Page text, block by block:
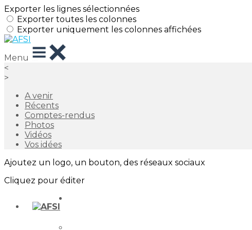
Exporter les lignes sélectionnées
Exporter toutes les colonnes
Exporter uniquement les colonnes affichées
Menu
<
>
A venir
Récents
Comptes-rendus
Photos
Vidéos
Vos idées
Ajoutez un logo, un bouton, des réseaux sociaux
Cliquez pour éditer